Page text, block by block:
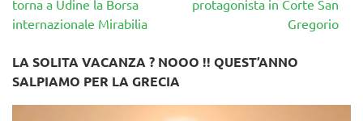
torna a Udine la Borsa
internazionale Mirabilia
protagonista in Corte San
Gregorio
LA SOLITA VACANZA ? NOOO !! QUEST’ANNO
SALPIAMO PER LA GRECIA